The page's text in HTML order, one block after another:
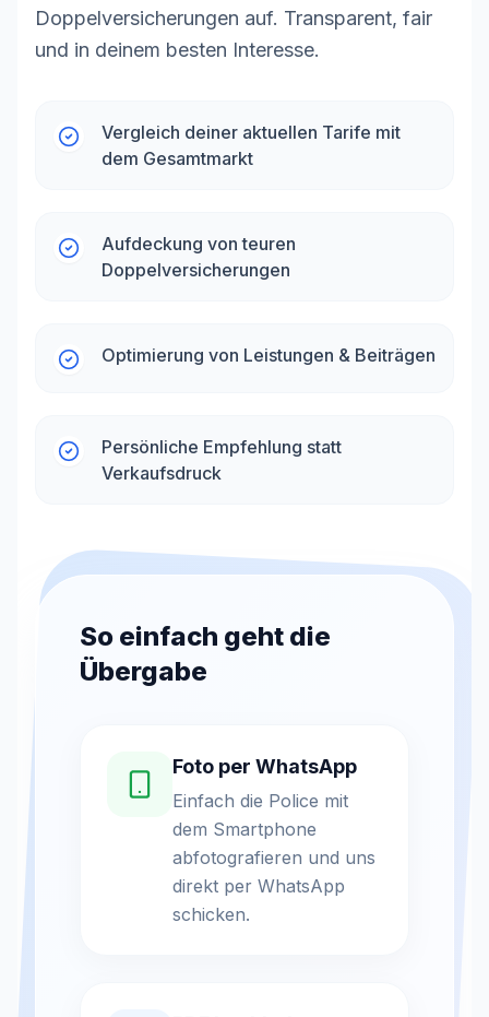
Doppelversicherungen auf. Transparent, fair
und in deinem besten Interesse.
Vergleich deiner aktuellen Tarife mit
dem Gesamtmarkt
Aufdeckung von teuren
Doppelversicherungen
Optimierung von Leistungen & Beiträgen
Persönliche Empfehlung statt
Verkaufsdruck
So einfach geht die
Übergabe
Foto per WhatsApp
Einfach die Police mit
dem Smartphone
abfotografieren und uns
direkt per WhatsApp
schicken.